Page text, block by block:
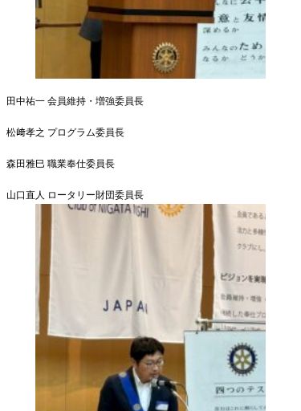
田中祐一 会員維持・増強委員長
松﨑孝之 プログラム委員長
森田雅巳 職業奉仕委員長
山口直人 ロータリー財団委員長